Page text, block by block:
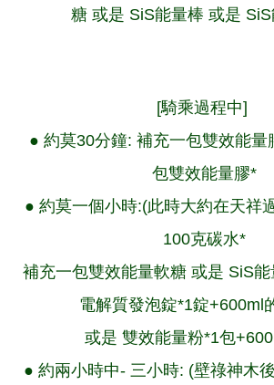
糖 或是 SiS能量棒 或是
[騎乘過程中]
● 約莫30分鐘: 補充一包雙效能量
包雙效能量膠*
● 約莫一個小時:(此時大約在天祥
100克碳水*
補充一包雙效能量軟糖 或是 SiS
電解質發泡錠*1錠+600ml
或是 雙效能量粉*1包
● 約兩小時中- 三小時: (壁祿神木